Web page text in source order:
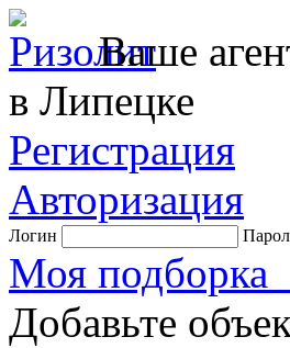
Ваше
в Липецке
Регистрация
Авторизация
Логин
Моя подборка
Добавьте